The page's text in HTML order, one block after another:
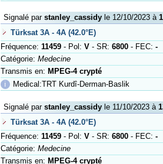
Signalé par stanley_cassidyle 12/10/2023 à
Türksat 3A - 4A (42.0°E)
Fréquence: 11459- Pol: V- SR: 6800- FEC: -
Catégorie: Medecine
Transmis en: MPEG-4 crypté
ℹ
Medical:TRT Kurdî-Derman-Baslik
Signalé par stanley_cassidyle 11/10/2023 à
Türksat 3A - 4A (42.0°E)
Fréquence: 11459- Pol: V- SR: 6800- FEC: -
Catégorie: Medecine
Transmis en: MPEG-4 crypté